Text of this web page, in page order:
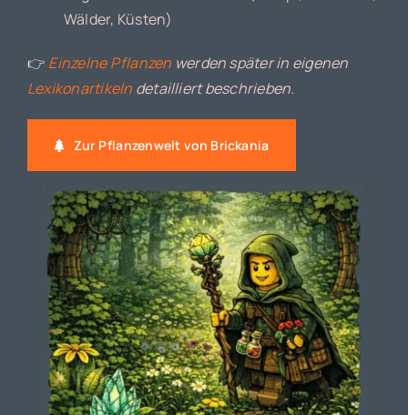
Wälder, Küsten)
👉 Einzelne Pflanzen werden später in eigenen
Lexikonartikeln detailliert beschrieben.
Zur Pflanzenwelt von Brickania